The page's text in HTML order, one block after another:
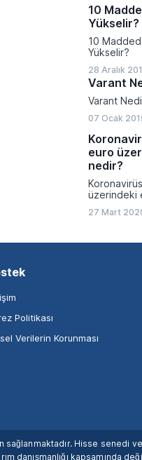
10
Yükselir?
10
Yükselir?
28 Aralık
Varant
Varant
07 Ocak
euro
nedir?
üzerindeki
27 Mart
Politikası
Verilerin Korunması
sağlanmaktadır. Hisse senedi
kapsamında